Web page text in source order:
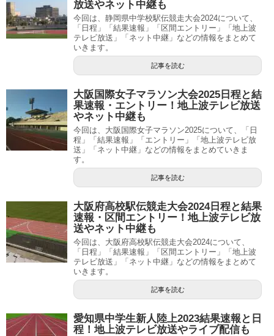
放送やネット中継も
今回は、静岡県中学校駅伝競走大会2024について、
「日程」「結果速報」「区間エントリー」「地上波
テレビ放送」「ネット中継」などの情報をまとめて
いきます。
記事を読む
大阪国際女子マラソン大会2025日程と結
果速報・エントリー！地上波テレビ放送
やネット中継も
今回は、大阪国際女子マラソン2025について、「日
程」「結果速報」「エントリー」「地上波テレビ放
送」「ネット中継」などの情報をまとめていきま
す。
記事を読む
大阪府高校駅伝競走大会2024日程と結果
速報・区間エントリー！地上波テレビ放
送やネット中継も
今回は、大阪府高校駅伝競走大会2024について、
「日程」「結果速報」「区間エントリー」「地上波
テレビ放送」「ネット中継」などの情報をまとめて
いきます。
記事を読む
愛知県中学生新人陸上2023結果速報と日
程！地上波テレビ放送やライブ配信も